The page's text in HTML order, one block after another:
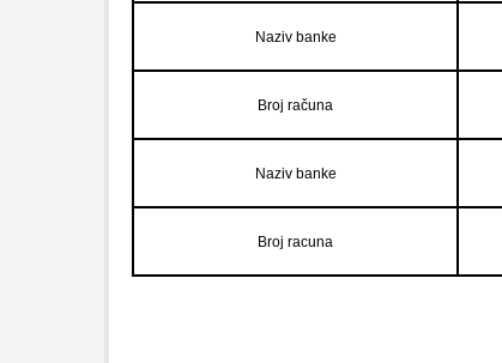
Naziv banke
Broj računa
Naziv banke
Broj racuna